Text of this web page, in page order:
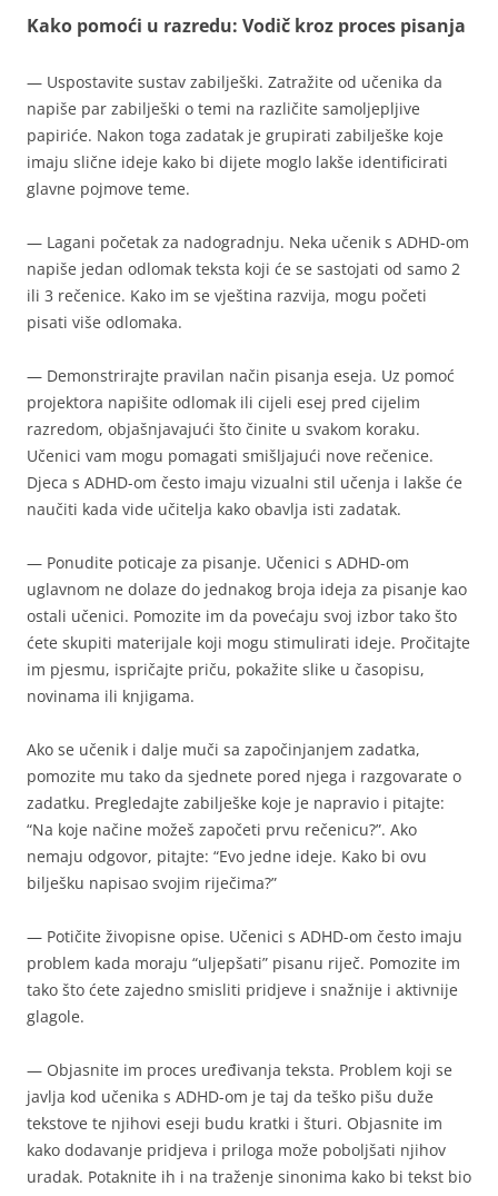
Kako pomoći u razredu: Vodič kroz proces pisanja
— Uspostavite sustav zabilješki. Zatražite od učenika da
napiše par zabilješki o temi na različite samoljepljive
papiriće. Nakon toga zadatak je grupirati zabilješke koje
imaju slične ideje kako bi dijete moglo lakše identificirati
glavne pojmove teme.
— Lagani početak za nadogradnju. Neka učenik s ADHD-om
napiše jedan odlomak teksta koji će se sastojati od samo 2
ili 3 rečenice. Kako im se vještina razvija, mogu početi
pisati više odlomaka.
— Demonstrirajte pravilan način pisanja eseja. Uz pomoć
projektora napišite odlomak ili cijeli esej pred cijelim
razredom, objašnjavajući što činite u svakom koraku.
Učenici vam mogu pomagati smišljajući nove rečenice.
Djeca s ADHD-om često imaju vizualni stil učenja i lakše će
naučiti kada vide učitelja kako obavlja isti zadatak.
— Ponudite poticaje za pisanje. Učenici s ADHD-om
uglavnom ne dolaze do jednakog broja ideja za pisanje kao
ostali učenici. Pomozite im da povećaju svoj izbor tako što
ćete skupiti materijale koji mogu stimulirati ideje. Pročitajte
im pjesmu, ispričajte priču, pokažite slike u časopisu,
novinama ili knjigama.
Ako se učenik i dalje muči sa započinjanjem zadatka,
pomozite mu tako da sjednete pored njega i razgovarate o
zadatku. Pregledajte zabilješke koje je napravio i pitajte:
“Na koje načine možeš započeti prvu rečenicu?”. Ako
nemaju odgovor, pitajte: “Evo jedne ideje. Kako bi ovu
bilješku napisao svojim riječima?”
— Potičite živopisne opise. Učenici s ADHD-om često imaju
problem kada moraju “uljepšati” pisanu riječ. Pomozite im
tako što ćete zajedno smisliti pridjeve i snažnije i aktivnije
glagole.
— Objasnite im proces uređivanja teksta. Problem koji se
javlja kod učenika s ADHD-om je taj da teško pišu duže
tekstove te njihovi eseji budu kratki i šturi. Objasnite im
kako dodavanje pridjeva i priloga može poboljšati njihov
uradak. Potaknite ih i na traženje sinonima kako bi tekst bio